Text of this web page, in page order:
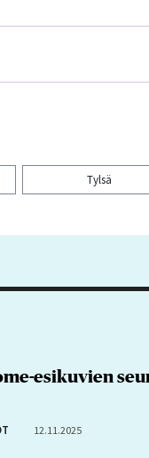
Tylsä
esikuvien
12.11.2025